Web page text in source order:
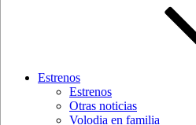
Estrenos
Estrenos
Otras noticias
Volodia en familia